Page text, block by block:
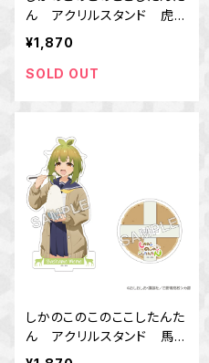
ん アクリルスタンド 虎視
虎子
¥1,870
SOLD OUT
しかのこのこのここしたんた
ん アクリルスタンド 馬車
芽 めめ